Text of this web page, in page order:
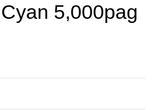
5,000pag